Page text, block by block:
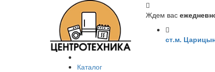
Ждем вас
ст.м.
Каталог